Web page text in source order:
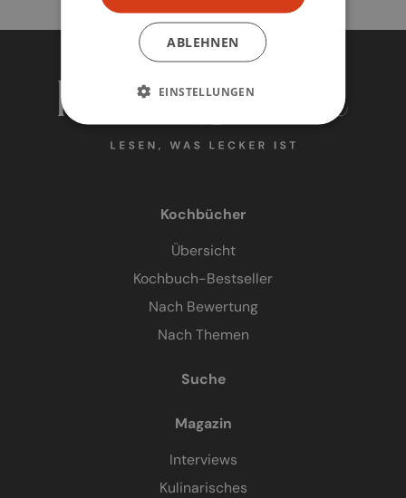
Kochbücher
Übersicht
Kochbuch-Bestseller
Nach Bewertung
Nach Themen
Suche
Magazin
Interviews
Kulinarisches
ABLEHNEN
EINSTELLUNGEN